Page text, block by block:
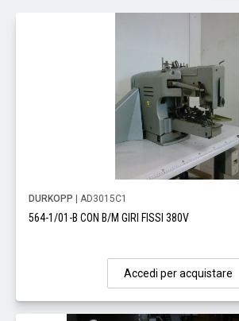
DURKOPP | AD3015C1
564-1/01-B CON B/M GIRI FISSI 380V
Accedi per acquistare